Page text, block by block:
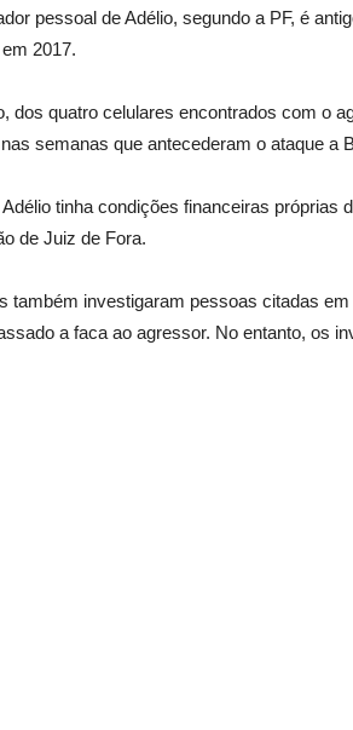
pessoal de Adélio, segundo a PF, é
2017.
dos quatro celulares encontrados com o
semanas que antecederam o ataque a
Adélio tinha condições financeiras próprias
de Juiz de Fora.
também investigaram pessoas citadas
a faca ao agressor. No entanto, os